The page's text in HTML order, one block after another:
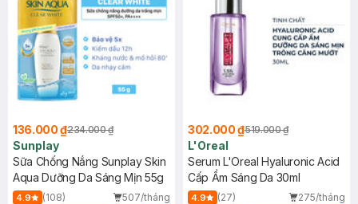
136.000 ₫234.000 ₫
Sunplay
Sữa Chống Nắng Sunplay Skin
Aqua Dưỡng Da Sáng Mịn 55g
4.9 (108)
507/tháng
302.000 ₫519.000 ₫
L'Oreal
Serum L'Oreal Hyaluronic Acid
Cấp Ẩm Sáng Da 30ml
4.9 (27)
275/tháng